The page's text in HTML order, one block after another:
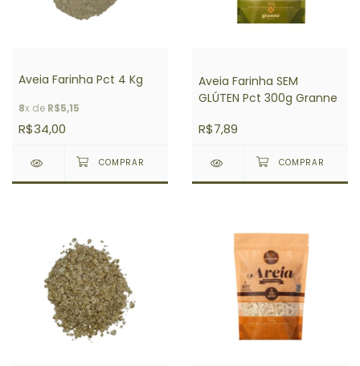
Aveia Farinha Pct 4 Kg
8x de R$5,15
R$34,00
Aveia Farinha SEM
GLÚTEN Pct 300g Granne
R$7,89